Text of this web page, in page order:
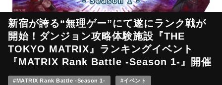
新宿が誇る“無理ゲー”にて遂にランク戦が
開始！ダンジョン攻略体験施設『THE
TOKYO MATRIX』ランキングイベント
『MATRIX Rank Battle -Season 1-』開催
#MATRIX Rank Battle -Season 1- #イベント